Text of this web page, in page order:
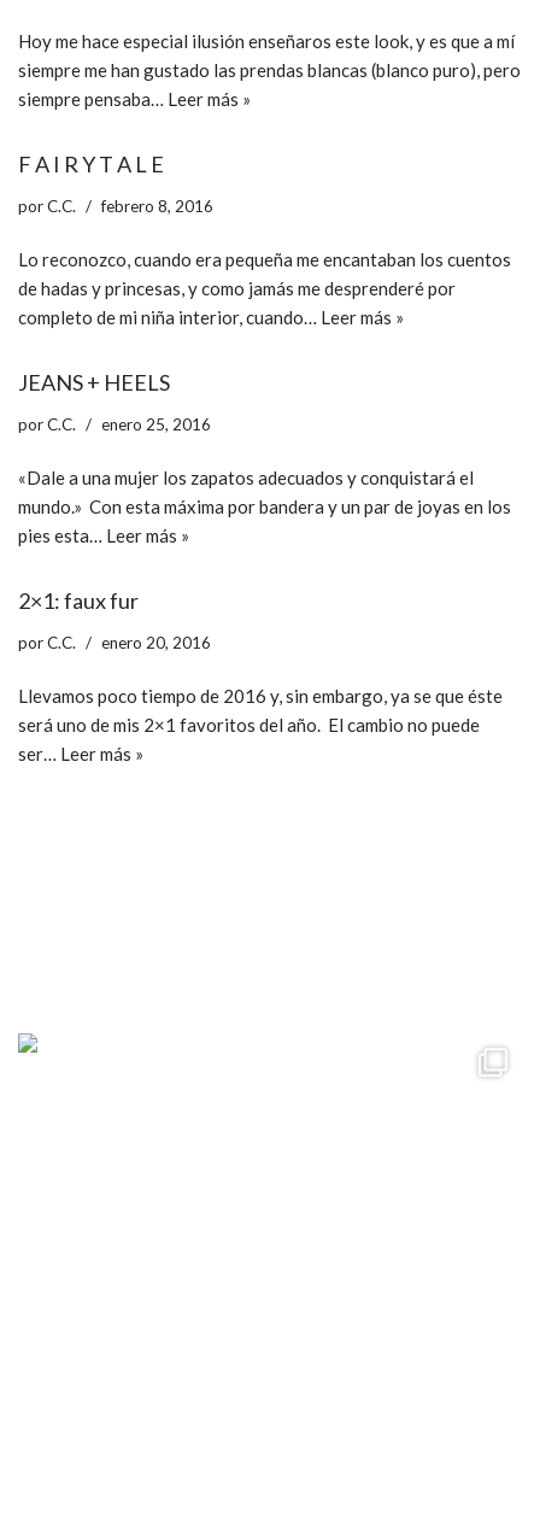
Hoy me hace especial ilusión enseñaros este look, y es que a mí
siempre me han gustado las prendas blancas (blanco puro), pero
siempre pensaba… Leer más »
F A I R Y T A L E
porC.C. febrero 8, 2016
Lo reconozco, cuando era pequeña me encantaban los cuentos
de hadas y princesas, y como jamás me desprenderé por
completo de mi niña interior, cuando… Leer más »
JEANS + HEELS
porC.C. enero 25, 2016
«Dale a una mujer los zapatos adecuados y conquistará el
mundo.» Con esta máxima por bandera y un par de joyas en los
pies esta… Leer más »
2×1: faux fur
porC.C. enero 20, 2016
Llevamos poco tiempo de 2016 y, sin embargo, ya se que éste
será uno de mis 2×1 favoritos del año. El cambio no puede
ser… Leer más »